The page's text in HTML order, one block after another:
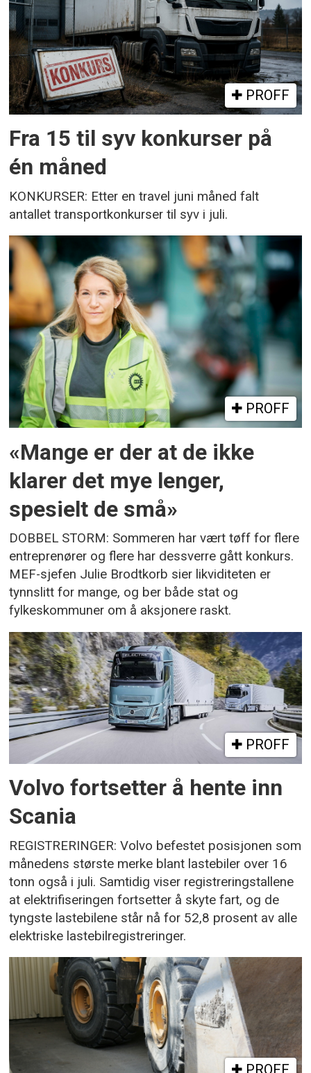
PROFF
Fra 15 til syv konkurser på
én måned
KONKURSER: Etter en travel juni måned falt
antallet transportkonkurser til syv i juli.
PROFF
«Mange er der at de ikke
klarer det mye lenger,
spesielt de små»
DOBBEL STORM: Sommeren har vært tøff for flere
entreprenører og flere har dessverre gått konkurs.
MEF-sjefen Julie Brodtkorb sier likviditeten er
tynnslitt for mange, og ber både stat og
fylkeskommuner om å aksjonere raskt.
PROFF
Volvo fortsetter å hente inn
Scania
REGISTRERINGER: Volvo befestet posisjonen som
månedens største merke blant lastebiler over 16
tonn også i juli. Samtidig viser registreringstallene
at elektrifiseringen fortsetter å skyte fart, og de
tyngste lastebilene står nå for 52,8 prosent av alle
elektriske lastebilregistreringer.
PROFF